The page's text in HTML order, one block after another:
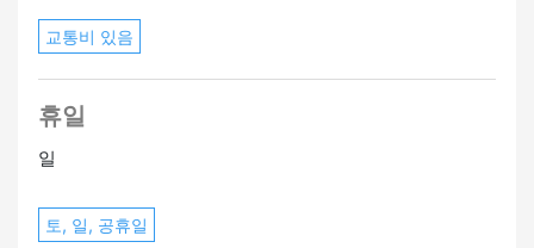
교통비 있음
휴일
일
토, 일, 공휴일